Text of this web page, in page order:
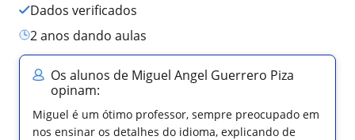
Dados verificados
2 anos dando aulas
Os alunos de Miguel Angel Guerrero Piza
opinam:
Miguel é um ótimo professor, sempre preocupado em
nos ensinar os detalhes do idioma, explicando de